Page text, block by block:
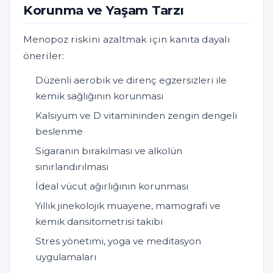
Korunma ve Yaşam Tarzı
Menopoz riskini azaltmak için kanıta dayalı
öneriler:
Düzenli aerobik ve direnç egzersizleri ile
kemik sağlığının korunması
Kalsiyum ve D vitamininden zengin dengeli
beslenme
Sigaranın bırakılması ve alkolün
sınırlandırılması
İdeal vücut ağırlığının korunması
Yıllık jinekolojik muayene, mamografi ve
kemik dansitometrisi takibi
Stres yönetimi, yoga ve meditasyon
uygulamaları